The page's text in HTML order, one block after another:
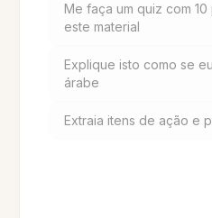
Me faça um quiz com
este material
Explique isto como se
árabe
Extraia itens de ação e